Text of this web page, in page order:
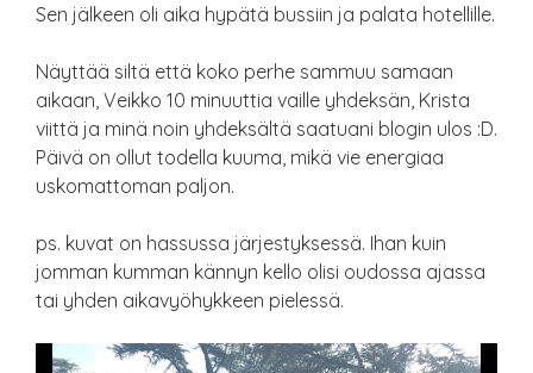
Sen jälkeen oli aika hypätä bussiin ja palata hotellille.
Näyttää siltä että koko perhe sammuu samaan
aikaan, Veikko 10 minuuttia vaille yhdeksän, Krista
viittä ja minä noin yhdeksältä saatuani blogin ulos :D.
Päivä on ollut todella kuuma, mikä vie energiaa
uskomattoman paljon.
ps. kuvat on hassussa järjestyksessä. Ihan kuin
jomman kumman kännyn kello olisi oudossa ajassa
tai yhden aikavyöhykkeen pielessä.